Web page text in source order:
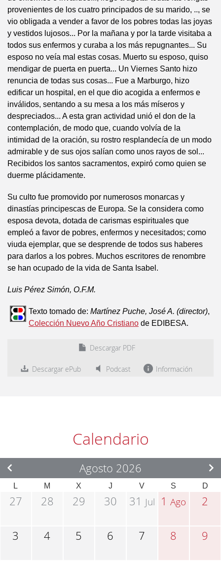
provenientes de los cuatro principados de su marido, .., se
vio obligada a vender a favor de los pobres todas las joyas
y vestidos lujosos... Por la mañana y por la tarde visitaba a
todos sus enfermos y curaba a los más repugnantes... Su
esposo no veía mal estas cosas. Muerto su esposo, quiso
mendigar de puerta en puerta... Un Viernes Santo hizo
renuncia de todas sus cosas... Fue a Marburgo, hizo
edificar un hospital, en el que dio acogida a enfermos e
inválidos, sentando a su mesa a los más míseros y
despreciados... A esta gran actividad unió el don de la
contemplación, de modo que, cuando volvía de la
intimidad de la oración, su rostro resplandecía de un modo
admirable y de sus ojos salían como unos rayos de sol...
Recibidos los santos sacramentos, expiró como quien se
duerme plácidamente.
Su culto fue promovido por numerosos monarcas y
dinastías principescas de Europa. Se la considera como
esposa devota, dotada de carismas espirituales que
empleó a favor de pobres, enfermos y necesitados; como
viuda ejemplar, que se desprende de todos sus haberes
para darlos a los pobres. Muchos escritores de renombre
se han ocupado de la vida de Santa Isabel.
Luis Pérez Simón, O.F.M.
Texto tomado de: Martínez Puche, José A. (director),
Colección Nuevo Año Cristiano de EDIBESA.
Descargar PDF
Descargar ePub Podcast Información
Calendario
Agosto 2026
L M X J V S D
27 28 29 30 31 Jul 1Ago 2
3 4 5 6 7 8 9